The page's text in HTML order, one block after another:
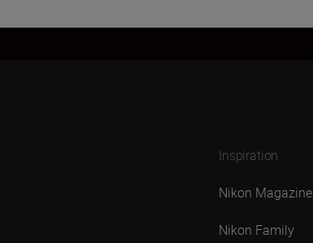
Inspiration
Nikon Magazine
Nikon Family